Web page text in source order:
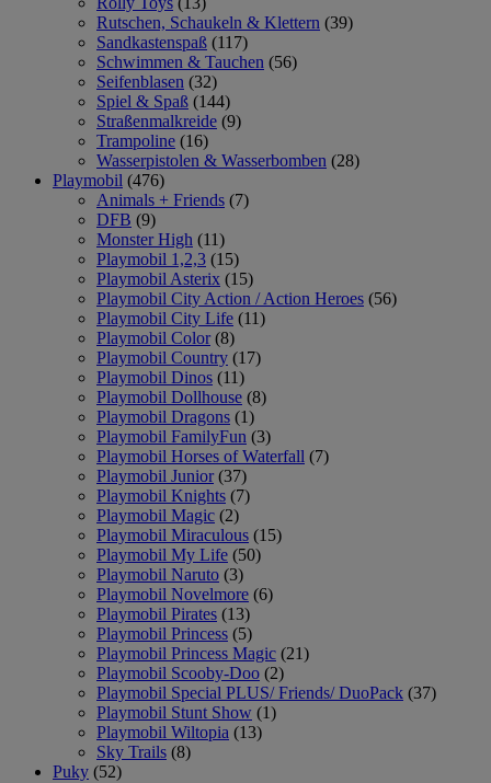
Rutschen, Schaukeln & Klettern (39)
Sandkastenspaß (117)
Schwimmen & Tauchen (56)
Seifenblasen (32)
Spiel & Spaß (144)
Straßenmalkreide (9)
Trampoline (16)
Wasserpistolen & Wasserbomben (28)
Playmobil (476)
Animals + Friends (7)
DFB (9)
Monster High (11)
Playmobil 1,2,3 (15)
Playmobil Asterix (15)
Playmobil City Action / Action Heroes (56)
Playmobil City Life (11)
Playmobil Color (8)
Playmobil Country (17)
Playmobil Dinos (11)
Playmobil Dollhouse (8)
Playmobil Dragons (1)
Playmobil FamilyFun (3)
Playmobil Horses of Waterfall (7)
Playmobil Junior (37)
Playmobil Knights (7)
Playmobil Magic (2)
Playmobil Miraculous (15)
Playmobil My Life (50)
Playmobil Naruto (3)
Playmobil Novelmore (6)
Playmobil Pirates (13)
Playmobil Princess (5)
Playmobil Princess Magic (21)
Playmobil Scooby-Doo (2)
Playmobil Special PLUS/ Friends/ DuoPack (37)
Playmobil Stunt Show (1)
Playmobil Wiltopia (13)
Sky Trails (8)
Puky (52)